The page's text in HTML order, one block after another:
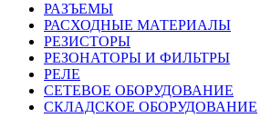
РАЗЪЕМЫ
РАСХОДНЫЕ МАТЕРИАЛЫ
РЕЗИСТОРЫ
РЕЗОНАТОРЫ И ФИЛЬТРЫ
РЕЛЕ
СЕТЕВОЕ ОБОРУДОВАНИЕ
СКЛАДСКОЕ ОБОРУДОВАНИЕ